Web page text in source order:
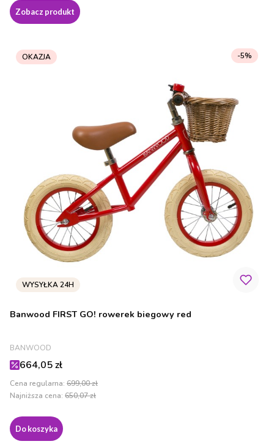
Zobacz produkt
OKAZJA
Banwood FIRST GO! rowerek biegowy red
PRODUCENT
BANWOOD
Cena promocyjna
664,05 zł
Cena regularna: 699,00 zł
-5%
Najniższa cena: 650,07 zł
Do koszyka